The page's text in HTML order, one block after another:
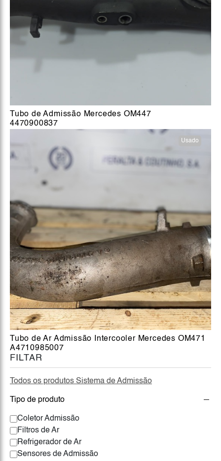
FILTAR
Todos os produtos Sistema de Admissão
Tipo de produto
Coletor Admissão
Filtros de Ar
Refrigerador de Ar
Sensores de Admissão
Tubo de Admissão Mercedes OM447
4470900837
Usado
Tubo de Ar Admissão Intercooler Mercedes OM471
A4710985007